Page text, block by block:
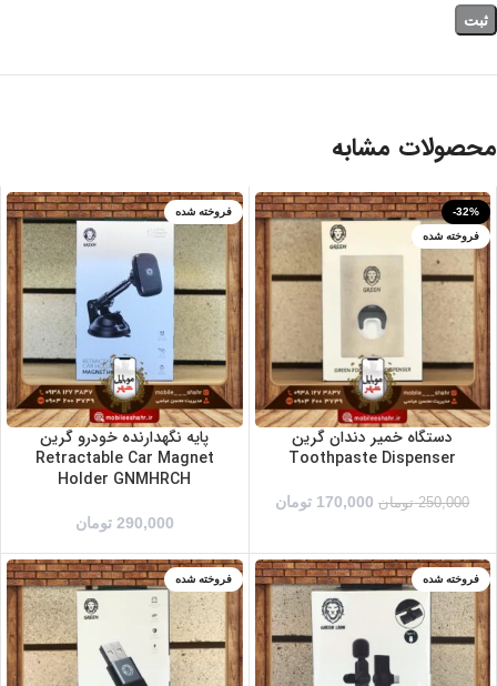
محصولات مشابه
-32%
فروخته شده
دستگاه خمیر دندان گرین
Toothpaste Dispenser
250,000 تومان 170,000 تومان
فروخته شده
پایه نگهدارنده خودرو گرین
Retractable Car Magnet
Holder GNMHRCH
290,000 تومان
فروخته شده فروخته شده